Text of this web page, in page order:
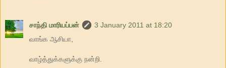
சாந்தி மாரியப்பன்
3 January 2011 at 18:20
வாங்க ஆசியா,
வாழ்த்துக்களுக்கு நன்றி.